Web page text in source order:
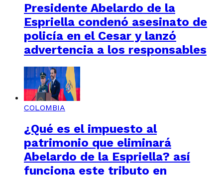
Presidente Abelardo de la
Espriella condenó asesinato de
policía en el Cesar y lanzó
advertencia a los responsables
COLOMBIA
¿Qué es el impuesto al
patrimonio que eliminará
Abelardo de la Espriella? así
funciona este tributo en